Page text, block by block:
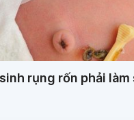
rụng rốn phải làm